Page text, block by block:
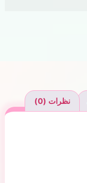
نظرات (0)